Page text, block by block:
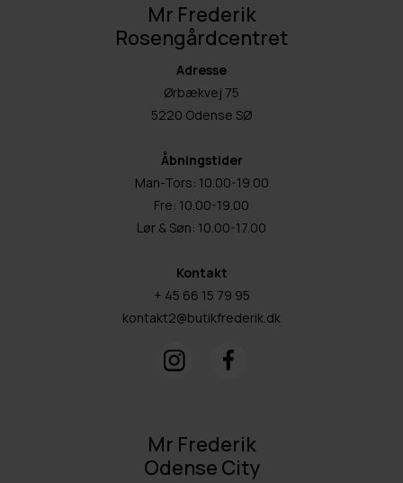
Mr Frederik
Rosengårdcentret
Adresse
Ørbækvej 75
5220 Odense SØ
Åbningstider
Man-Tors: 10.00-19.00
Fre: 10.00-19.00
Lør & Søn: 10.00-17.00
Kontakt
+ 45 66 15 79 95
kontakt2@butikfrederik.dk
Mr Frederik
Odense City